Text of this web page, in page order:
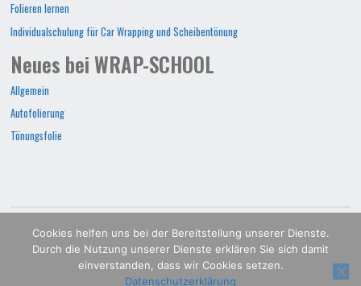
Folieren lernen
Individualschulung für Car Wrapping und Scheibentönung
Neues bei WRAP-SCHOOL
Allgemein
Autofolierung
Tönungsfolie
POWERED BY SEPTERA & WORDPRESS.
Cookies helfen uns bei der Bereitstellung unserer Dienste.
Durch die Nutzung unserer Dienste erklären Sie sich damit
einverstanden, dass wir Cookies setzen.
Datenschutzerklärung